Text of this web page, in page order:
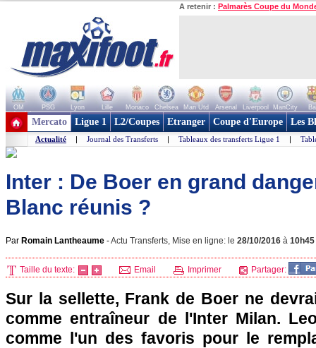
A retenir : Palmarès Coupe du
OM PSG Lyon Lille Monaco Chelsea Man Utd Arsenal Liverpool ManCity
+ de clubs
Mercato Ligue 1 L2/Coupes Etranger Coupe d'Europe Les
Actualité | Journal des Transferts | Tableaux des transferts Ligue 1 |
Inter : De Boer en grand
Blanc réunis ?
Par Romain Lantheaume -Actu Transferts, Mise en ligne: le 28/10/2016 à 10h45
Taille du texte: Email Imprimer Partager:
Sur la sellette, Frank de Boer ne
comme entraîneur de l'Inter Milan.
comme l'un des favoris pour le